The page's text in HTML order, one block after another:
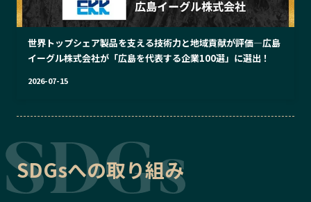
世界トップシェア製品を支える技術力と地域貢献が評価―広島
イーグル株式会社が「広島を代表する企業100選」に選出！
2026-07-15
SDGsへの取り組み